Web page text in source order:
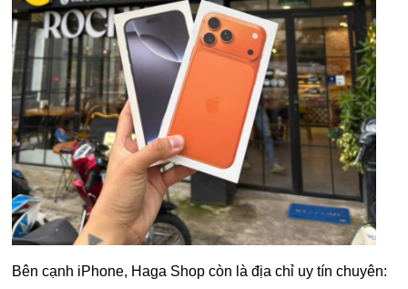
Bên cạnh iPhone, Haga Shop còn là địa chỉ uy tín chuyên: